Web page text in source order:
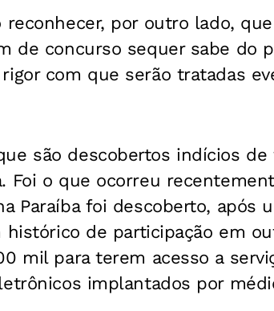
reconhecer, por outro lado,
de concurso sequer sabe do
com que serão tratadas
são descobertos indícios
Foi o que ocorreu
Paraíba foi descoberto, após
histórico de participação em
mil para terem acesso a
implantados por